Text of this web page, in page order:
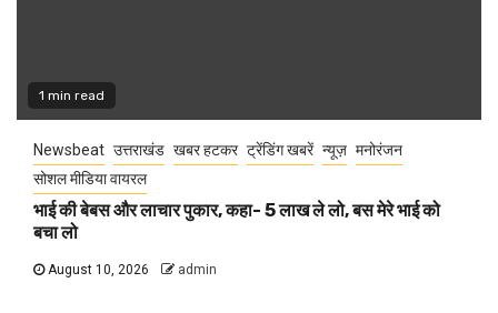
1 min read
Newsbeat उत्तराखंड खबर हटकर ट्रेंडिंग खबरें न्यूज़ मनोरंजन
सोशल मीडिया वायरल
भाई की बेबस और लाचार पुकार, कहा- 5 लाख ले लो, बस मेरे भाई को
बचा लो
August 10, 2026 admin